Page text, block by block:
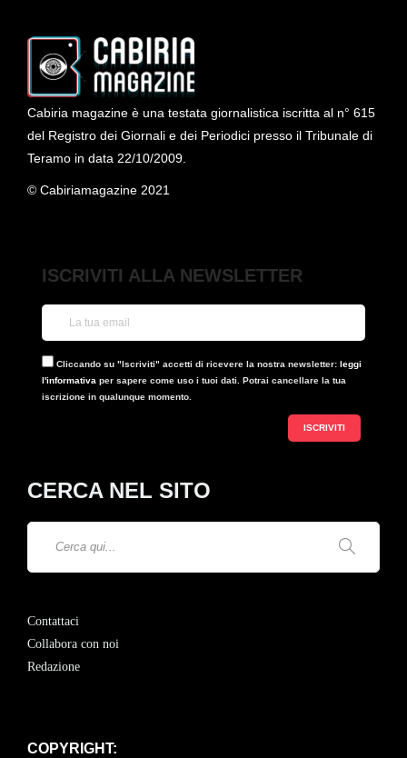
Cabiria magazine è una testata giornalistica iscritta al n° 615
del Registro dei Giornali e dei Periodici presso il Tribunale di
Teramo in data 22/10/2009.
© Cabiriamagazine 2021
ISCRIVITI ALLA NEWSLETTER
Cliccando su "Iscriviti" accetti di ricevere la nostra newsletter: leggi
l'informativa per sapere come uso i tuoi dati. Potrai cancellare la tua
iscrizione in qualunque momento.
CERCA NEL SITO
Contattaci
Collabora con noi
Redazione
COPYRIGHT: